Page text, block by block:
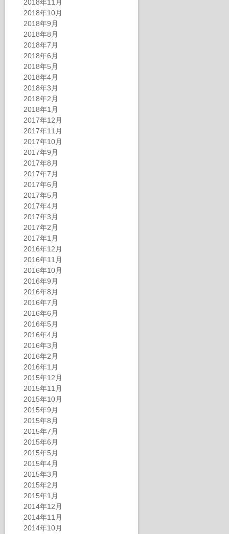
2018年11月
2018年10月
2018年9月
2018年8月
2018年7月
2018年6月
2018年5月
2018年4月
2018年3月
2018年2月
2018年1月
2017年12月
2017年11月
2017年10月
2017年9月
2017年8月
2017年7月
2017年6月
2017年5月
2017年4月
2017年3月
2017年2月
2017年1月
2016年12月
2016年11月
2016年10月
2016年9月
2016年8月
2016年7月
2016年6月
2016年5月
2016年4月
2016年3月
2016年2月
2016年1月
2015年12月
2015年11月
2015年10月
2015年9月
2015年8月
2015年7月
2015年6月
2015年5月
2015年4月
2015年3月
2015年2月
2015年1月
2014年12月
2014年11月
2014年10月